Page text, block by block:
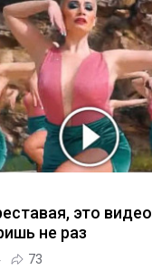
это видео
не раз
73